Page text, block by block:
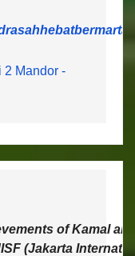
Mandor -
of Kamal
(Jakarta